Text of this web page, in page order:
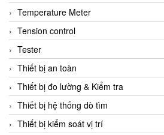
Temperature Meter
Tension control
Tester
Thiết bị an toàn
Thiết bị đo lường & Kiểm tra
Thiết bị hệ thống dò tìm
Thiết bị kiểm soát vị trí